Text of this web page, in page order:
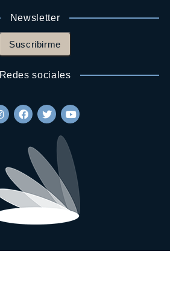
Newsletter
Suscribirme
Redes sociales